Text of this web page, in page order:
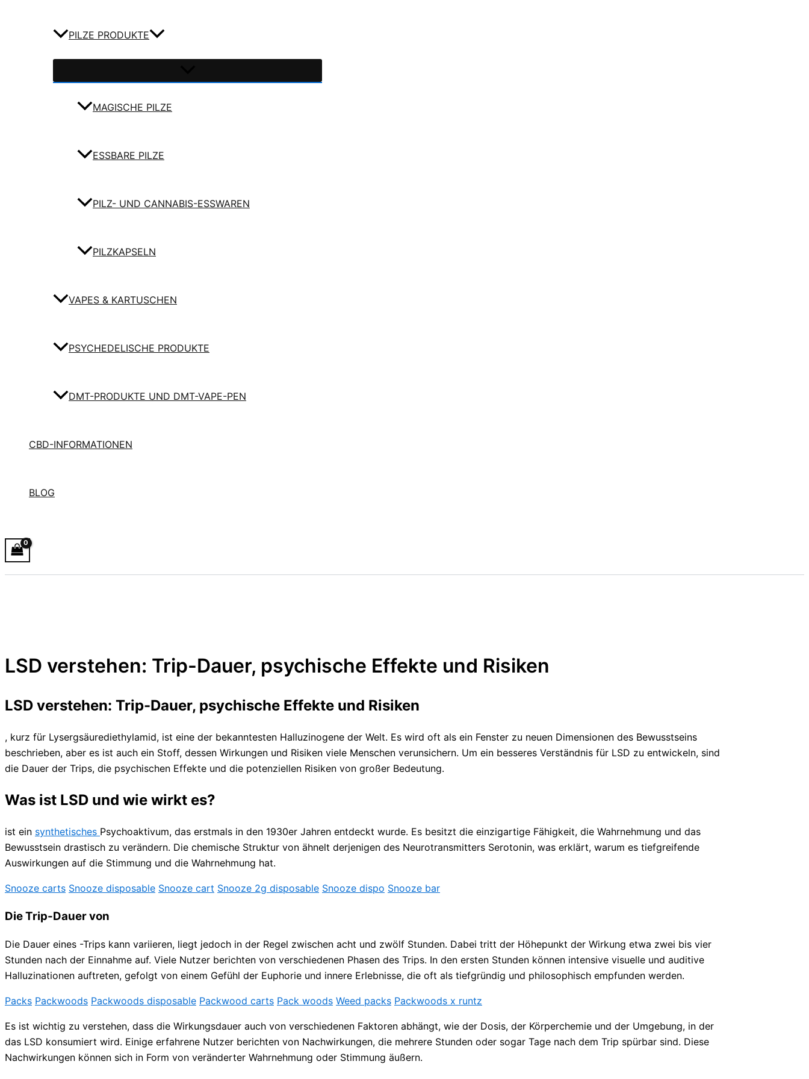
PILZE PRODUKTE
MAGISCHE PILZE
ESSBARE PILZE
PILZ- UND CANNABIS-ESSWAREN
PILZKAPSELN
VAPES & KARTUSCHEN
PSYCHEDELISCHE PRODUKTE
DMT-PRODUKTE UND DMT-VAPE-PEN
CBD-INFORMATIONEN
BLOG
LSD verstehen: Trip-Dauer, psychische Effekte und Risiken
LSD verstehen: Trip-Dauer, psychische Effekte und Risiken
, kurz für Lysergsäurediethylamid, ist eine der bekanntesten Halluzinogene der Welt. Es wird oft als ein Fenster zu neuen Dimensionen des Bewusstseins
beschrieben, aber es ist auch ein Stoff, dessen Wirkungen und Risiken viele Menschen verunsichern. Um ein besseres Verständnis für LSD zu entwickeln, sind
die Dauer der Trips, die psychischen Effekte und die potenziellen Risiken von großer Bedeutung.
Was ist LSD und wie wirkt es?
ist ein synthetisches Psychoaktivum, das erstmals in den 1930er Jahren entdeckt wurde. Es besitzt die einzigartige Fähigkeit, die Wahrnehmung und das
Bewusstsein drastisch zu verändern. Die chemische Struktur von ähnelt derjenigen des Neurotransmitters Serotonin, was erklärt, warum es tiefgreifende
Auswirkungen auf die Stimmung und die Wahrnehmung hat.
Snooze carts Snooze disposable Snooze cart Snooze 2g disposable Snooze dispo Snooze bar
Die Trip-Dauer von
Die Dauer eines -Trips kann variieren, liegt jedoch in der Regel zwischen acht und zwölf Stunden. Dabei tritt der Höhepunkt der Wirkung etwa zwei bis vier
Stunden nach der Einnahme auf. Viele Nutzer berichten von verschiedenen Phasen des Trips. In den ersten Stunden können intensive visuelle und auditive
Halluzinationen auftreten, gefolgt von einem Gefühl der Euphorie und innere Erlebnisse, die oft als tiefgründig und philosophisch empfunden werden.
Packs Packwoods Packwoods disposable Packwood carts Pack woods Weed packs Packwoods x runtz
Es ist wichtig zu verstehen, dass die Wirkungsdauer auch von verschiedenen Faktoren abhängt, wie der Dosis, der Körperchemie und der Umgebung, in der
das LSD konsumiert wird. Einige erfahrene Nutzer berichten von Nachwirkungen, die mehrere Stunden oder sogar Tage nach dem Trip spürbar sind. Diese
Nachwirkungen können sich in Form von veränderter Wahrnehmung oder Stimmung äußern.